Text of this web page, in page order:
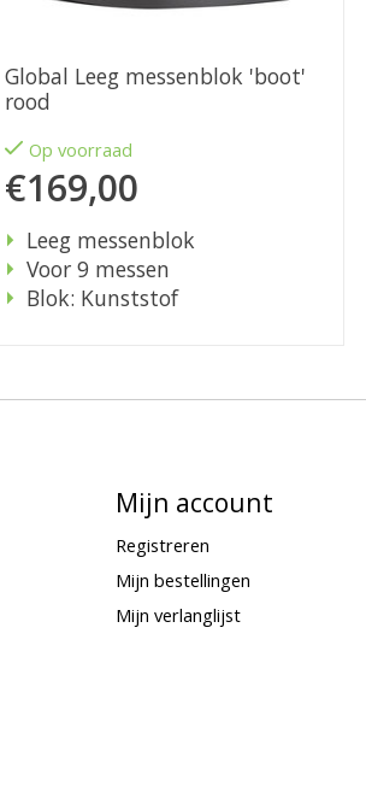
Global Leeg messenblok 'boot'
rood
Op voorraad
€169,00
Leeg messenblok
Voor 9 messen
Blok: Kunststof
Mijn account
Registreren
Mijn bestellingen
Mijn verlanglijst